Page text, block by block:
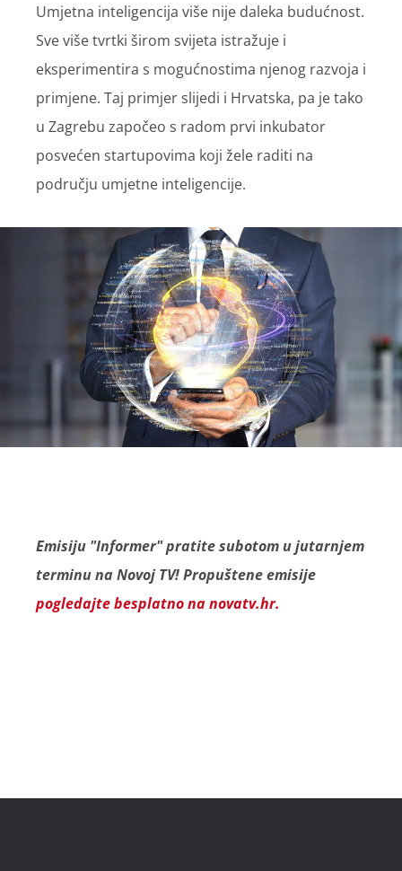
Umjetna inteligencija više nije daleka budućnost.
Sve više tvrtki širom svijeta istražuje i
eksperimentira s mogućnostima njenog razvoja i
primjene. Taj primjer slijedi i Hrvatska, pa je tako
u Zagrebu započeo s radom prvi inkubator
posvećen startupovima koji žele raditi na
području umjetne inteligencije.
Emisiju "Informer" pratite subotom u jutarnjem
terminu na Novoj TV! Propuštene emisije
pogledajte besplatno na novatv.hr.